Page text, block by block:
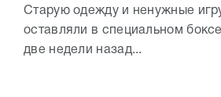
Старую одежду и ненужные
оставляли в специальном
две недели назад...